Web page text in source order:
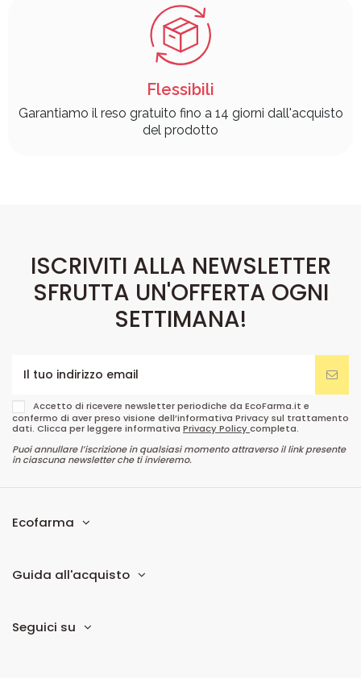
Flessibili
Garantiamo il reso gratuito fino a 14 giorni dall'acquisto
del prodotto
ISCRIVITI ALLA NEWSLETTER
SFRUTTA UN'OFFERTA OGNI
SETTIMANA!
Accetto di ricevere newsletter periodiche da EcoFarma.it e
confermo di aver preso visione dell’informativa Privacy sul trattamento
dati. Clicca per leggere informativa Privacy Policycompleta.
Puoi annullare l’iscrizione in qualsiasi momento attraverso il link presente
in ciascuna newsletter che ti invieremo.
Ecofarma
Guida all'acquisto
Seguici su